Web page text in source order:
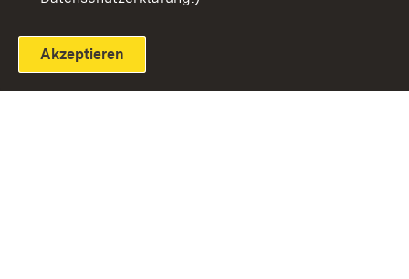
Akzeptieren